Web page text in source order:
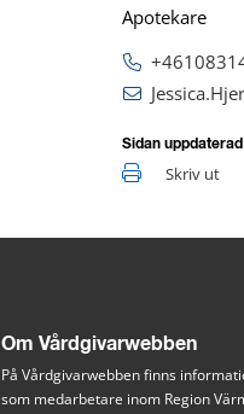
Apotekare
Sidan uppdaterad
Skriv ut
Om Vårdgivarwebben
På Vårdgivarwebben finns
som medarbetare inom Region